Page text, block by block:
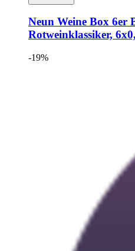
Neun Weine Box 6er
Rotweinklassiker,
-19%